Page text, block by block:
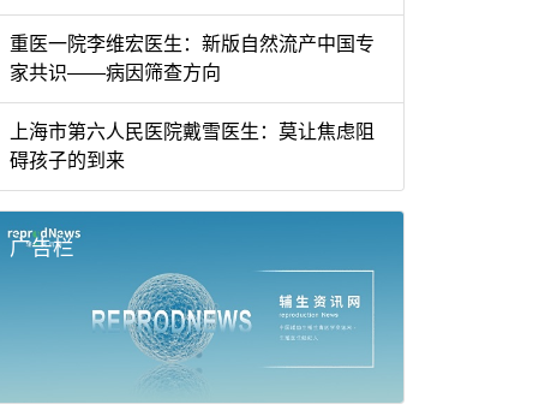
重医一院李维宏医生：新版自然流产中国专
家共识——病因筛查方向
上海市第六人民医院戴雪医生：莫让焦虑阻
碍孩子的到来
广告栏